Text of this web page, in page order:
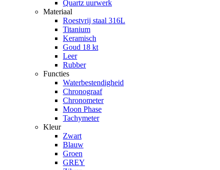
Quartz uurwerk
Materiaal
Roestvrij staal 316L
Titanium
Keramisch
Goud 18 kt
Leer
Rubber
Functies
Waterbestendigheid
Chronograaf
Chronometer
Moon Phase
Tachymeter
Kleur
Zwart
Blauw
Groen
GREY